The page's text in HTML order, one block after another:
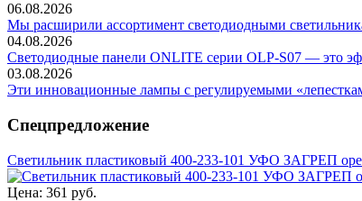
06.08.2026
Мы расширили ассортимент светодиодными
04.08.2026
Светодиодные панели ONLITE серии OLP-S07 — это
03.08.2026
Эти инновационные лампы с регулируемыми
Спецпредложение
Светильник пластиковый 400-233-101 УФО ЗАГРЕП
Цена: 361 руб.